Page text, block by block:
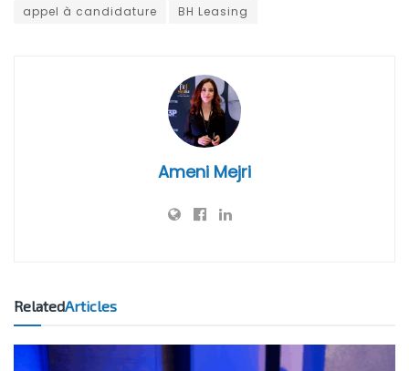
appel à candidature
BH Leasing
Ameni Mejri
RelatedArticles